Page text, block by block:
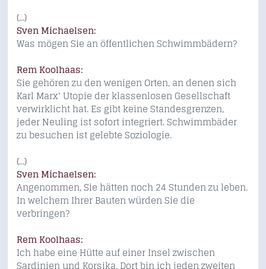
(...)
Sven Michaelsen:
Was mögen Sie an öffentlichen Schwimmbädern?
Rem Koolhaas:
Sie gehören zu den wenigen Orten, an denen sich
Karl Marx' Utopie der klassenlosen Gesellschaft
verwirklicht hat. Es gibt keine Standesgrenzen,
jeder Neuling ist sofort integriert. Schwimmbäder
zu besuchen ist gelebte Soziologie.
(...)
Sven Michaelsen:
Angenommen, Sie hätten noch 24 Stunden zu leben.
In welchem Ihrer Bauten würden Sie die
verbringen?
Rem Koolhaas:
Ich habe eine Hütte auf einer Insel zwischen
Sardinien und Korsika. Dort bin ich jeden zweiten